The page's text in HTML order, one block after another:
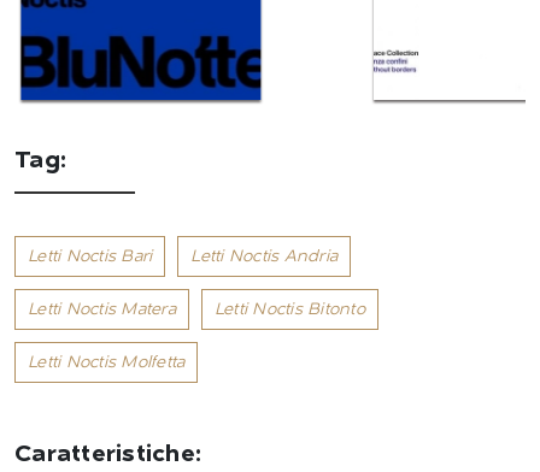
Tag:
Letti Noctis Bari Letti Noctis Andria
Letti Noctis Matera Letti Noctis Bitonto
Letti Noctis Molfetta
Caratteristiche: